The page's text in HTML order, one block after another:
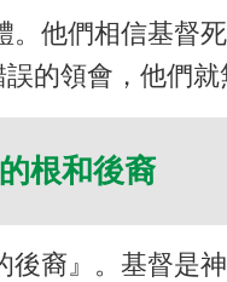
他們相信基督
的領會，他們就
根和後裔
裔』。基督是